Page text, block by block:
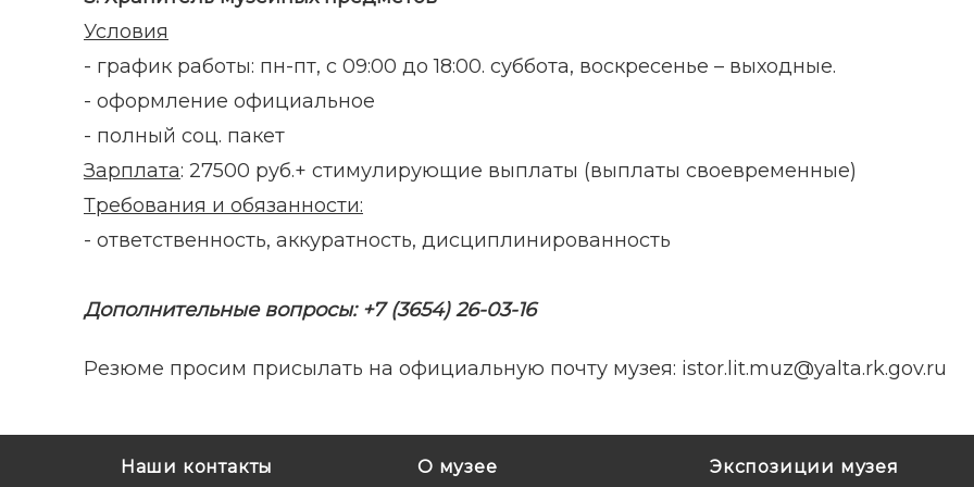
Условия
- график работы: пн-пт, с 09:00 до 18:00. суббота, воскресенье – выходные.
- оформление официальное
- полный соц. пакет
Зарплата: 27500 руб.+ стимулирующие выплаты (выплаты своевременные)
Требования и обязанности:
- ответственность, аккуратность, дисциплинированность
Дополнительные вопросы: +7 (3654) 26-03-16
Резюме просим присылать на официальную почту музея: istor.lit.muz@yalta.rk.gov.ru
Наши контакты О музее Экспозиции музея